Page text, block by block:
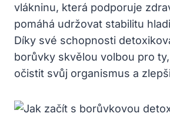
vlákninu, která podporuje
pomáhá udržovat stabilitu
Díky své schopnosti
borůvky skvělou volbou⁤ pro
očistit svůj‍ organismus a